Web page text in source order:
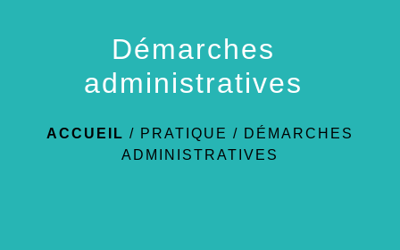
Démarches
administratives
ACCUEIL / PRATIQUE / DÉMARCHES
ADMINISTRATIVES